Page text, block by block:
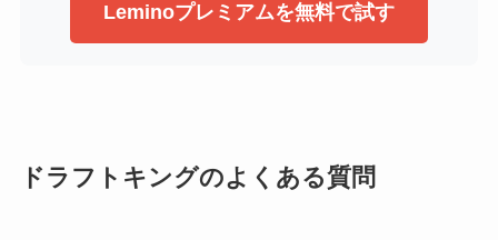
Leminoプレミアムを無料で試す
ドラフトキングのよくある質問